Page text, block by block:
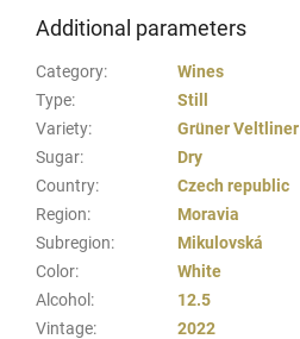
Additional parameters
Category:
Wines
Type:
Still
Variety:
Grüner Veltliner
Sugar:
Dry
Country:
Czech republic
Region:
Moravia
Subregion:
Mikulovská
Color:
White
Alcohol :
12.5
Vintage:
2022